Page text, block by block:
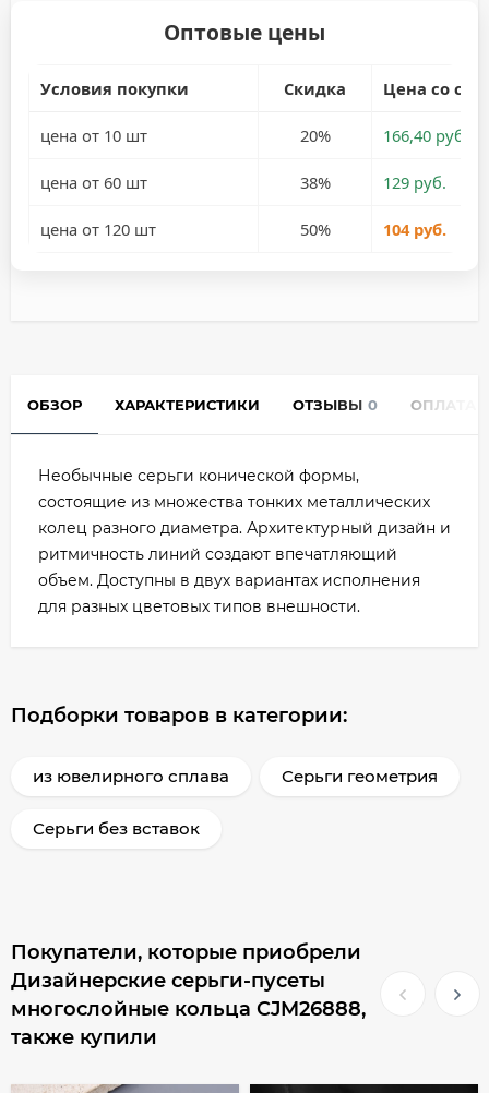
Оптовые цены
Условия покупки Скидка Цена со
цена от 10 шт 20% 166,40 руб.
цена от 60 шт 38% 129 руб.
цена от 120 шт 50% 104 руб.
ОБЗОР ХАРАКТЕРИСТИКИ ОТЗЫВЫ 0 ОПЛАТА
Необычные серьги конической формы,
состоящие из множества тонких металлических
колец разного диаметра. Архитектурный дизайн и
ритмичность линий создают впечатляющий
объем. Доступны в двух вариантах исполнения
для разных цветовых типов внешности.
Подборки товаров в категории:
из ювелирного сплава Серьги геометрия
Серьги без вставок
Покупатели, которые приобрели
Дизайнерские серьги-пусеты
многослойные кольца CJM26888,
также купили